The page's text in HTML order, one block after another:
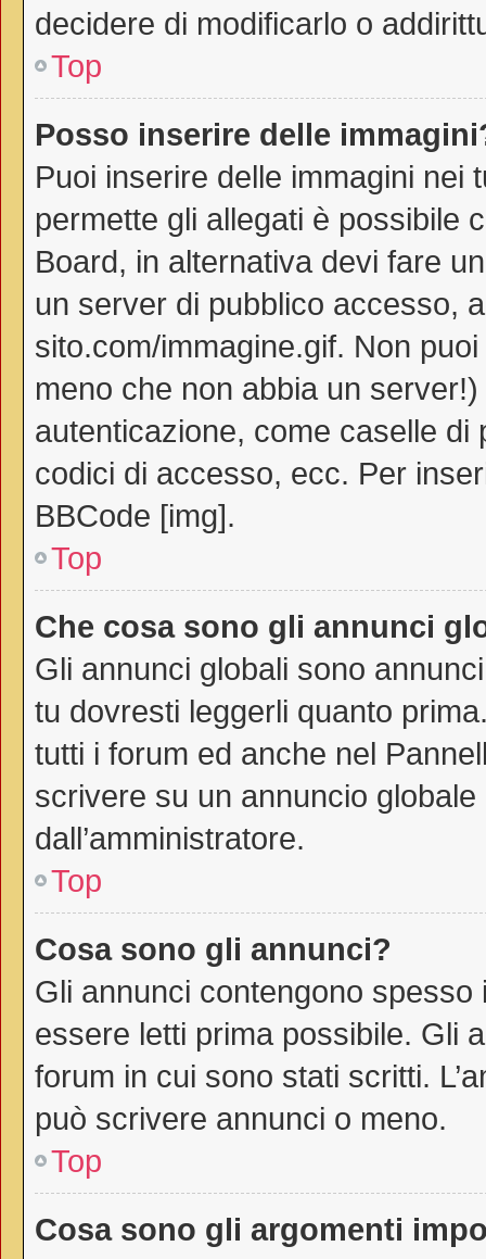
decidere di modificarlo o
Top
Posso inserire delle
Puoi inserire delle immagini nei
permette gli allegati è possibile
Board, in alternativa devi fare
un server di pubblico accesso,
sito.com/immagine.gif. Non
meno che non abbia un
autenticazione, come caselle
codici di accesso, ecc. Per
BBCode [img].
Top
Che cosa sono gli annunci
Gli annunci globali sono
tu dovresti leggerli quanto
tutti i forum ed anche nel
scrivere su un annuncio
dall’amministratore.
Top
Cosa sono gli annunci?
Gli annunci contengono
essere letti prima possibile. Gli
forum in cui sono stati scritti.
può scrivere annunci o meno.
Top
Cosa sono gli argomenti